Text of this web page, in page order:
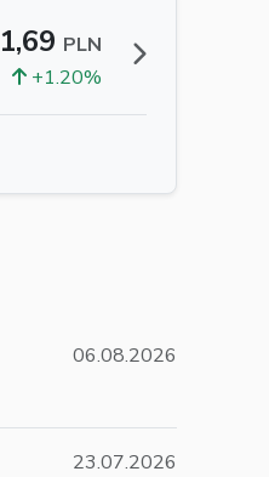
1,69 PLN
+1.20%
06.08.2026
23.07.2026